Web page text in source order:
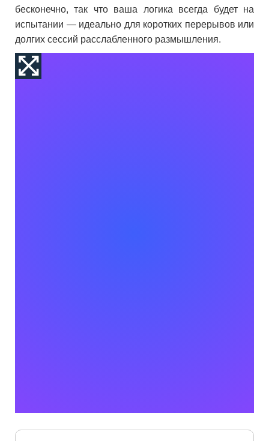
бесконечно, так что ваша логика всегда будет на
испытании — идеально для коротких перерывов или
долгих сессий расслабленного размышления.